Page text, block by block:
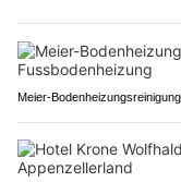
Meier-